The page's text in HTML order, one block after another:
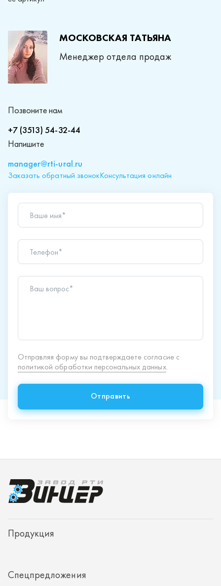
МОСКОВСКАЯ ТАТЬЯНА
Менеджер отдела продаж
Позвоните нам
+7 (3513) 54-32-44
Напишите
manager@rti-ural.ru
Заказать обратный звонокКонсультация онлайн
Ваше имя*
Телефон*
Ваш вопрос*
Отправляя форму вы подтверждаете согласие с
политикой обработки персональных данных
Спецпредложения
Доставка и оплата